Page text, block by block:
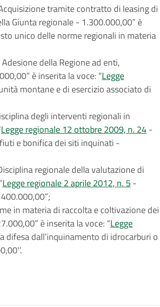
tramite contratto di leasing di
Giunta regionale - 1.300.000,00” è
unico delle norme regionali in materia
della Regione ad enti,
è inserita la voce: “Legge
montane e di esercizio associato di
degli interventi regionali in
Legge regionale 12 ottobre 2009, n. 24-
e bonifica dei siti inquinati -
regionale della valutazione di
Legge regionale 2 aprile 2012, n. 5 -
in materia di raccolta e coltivazione dei
è inserita la voce: “Legge
difesa dall’inquinamento di idrocarburi o